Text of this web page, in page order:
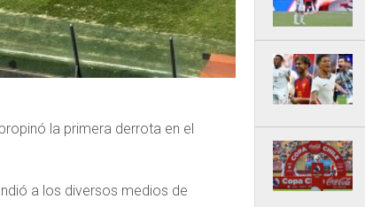
la primera derrota en el
a los diversos medios de